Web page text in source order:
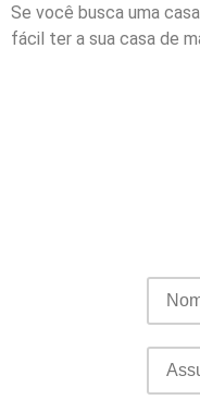
Se você busca uma
fácil ter a sua casa de